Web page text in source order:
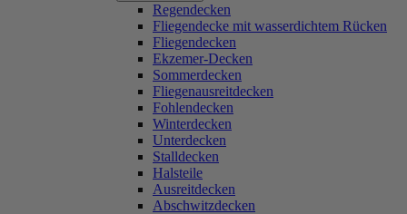
Regendecken
Fliegendecke mit wasserdichtem Rücken
Fliegendecken
Ekzemer-Decken
Sommerdecken
Fliegenausreitdecken
Fohlendecken
Winterdecken
Unterdecken
Stalldecken
Halsteile
Ausreitdecken
Abschwitzdecken